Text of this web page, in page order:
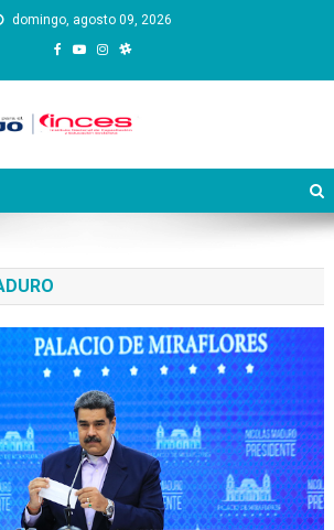
domingo, agosto 09, 2026
Nacional de
y Educación